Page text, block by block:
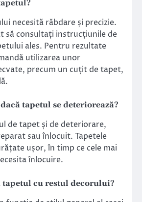
necesită răbdare și precizie.
să consultați instrucțiunile de
ales. Pentru rezultate
utilizarea unor
precum un cuțit de tapet,
tapetul se deteriorează?
de tapet și de deteriorare,
sau înlocuit. Tapetele
ușor, în timp ce cele mai
înlocuire.
tapetul cu restul decorului?